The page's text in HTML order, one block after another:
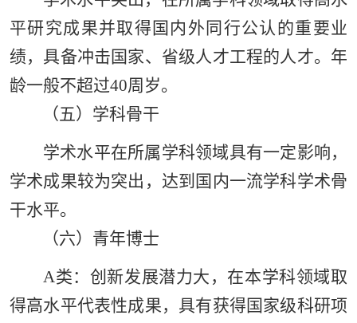
平研究成果并取得国内外同行公认的重要业
绩，具备冲击国家、省级人才工程的人才。年
龄一般不超过40周岁。
（五）学科骨干
学术水平在所属学科领域具有一定影响，
学术成果较为突出，达到国内一流学科学术骨
干水平。
（六）青年博士
A类：创新发展潜力大，在本学科领域取
得高水平代表性成果，具有获得国家级科研项